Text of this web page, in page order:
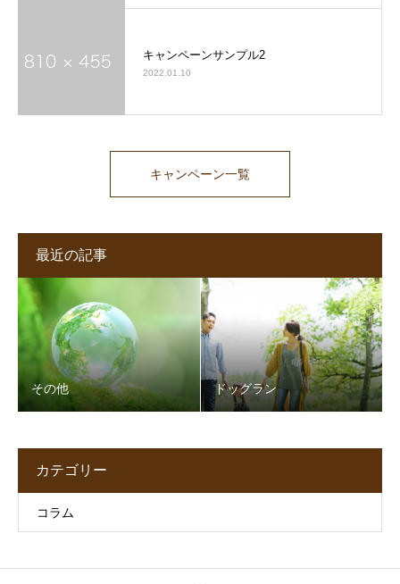
キャンペーンサンプル2
2022.01.10
キャンペーン一覧
最近の記事
その他 ドッグラン
カテゴリー
コラム